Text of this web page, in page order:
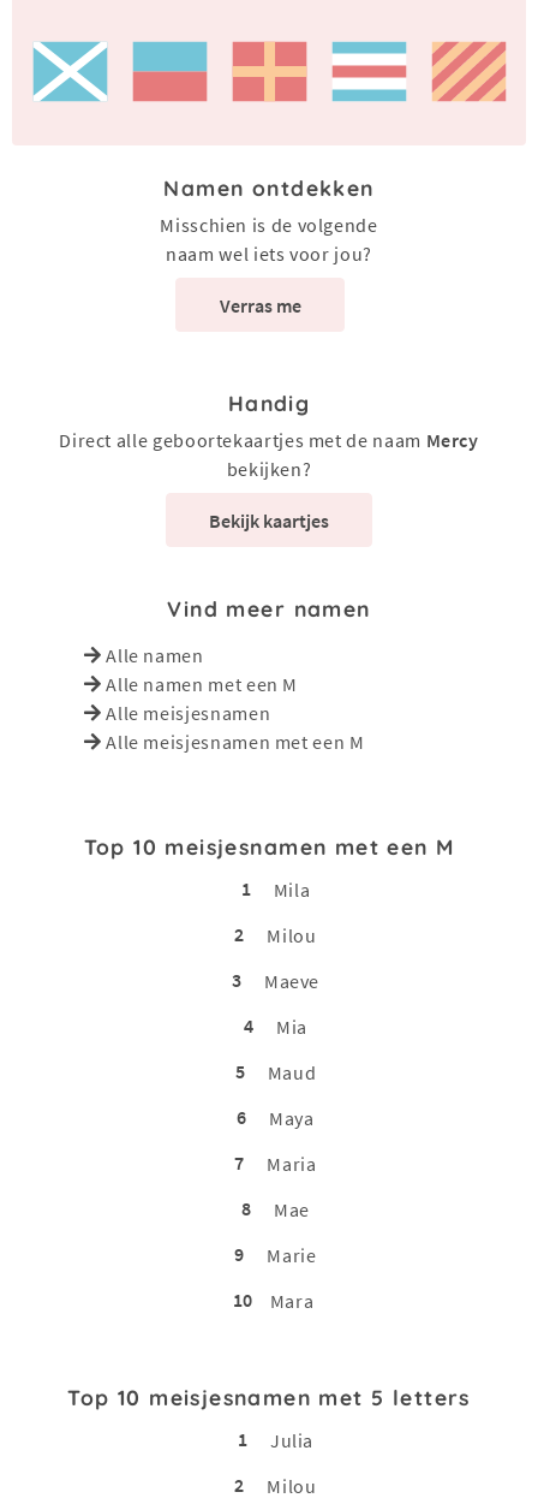
Namen ontdekken
Misschien is de volgende
naam wel iets voor jou?
Verras me
Handig
Direct alle geboortekaartjes met de naam Mercy
bekijken?
Bekijk kaartjes
Vind meer namen
Alle namen
Alle namen met een M
Alle meisjesnamen
Alle meisjesnamen met een M
Top 10 meisjesnamen met een M
1
Mila
2
Milou
3
Maeve
4
Mia
5
Maud
6
Maya
7
Maria
8
Mae
9
Marie
10
Mara
Top 10 meisjesnamen met 5 letters
1
Julia
2
Milou